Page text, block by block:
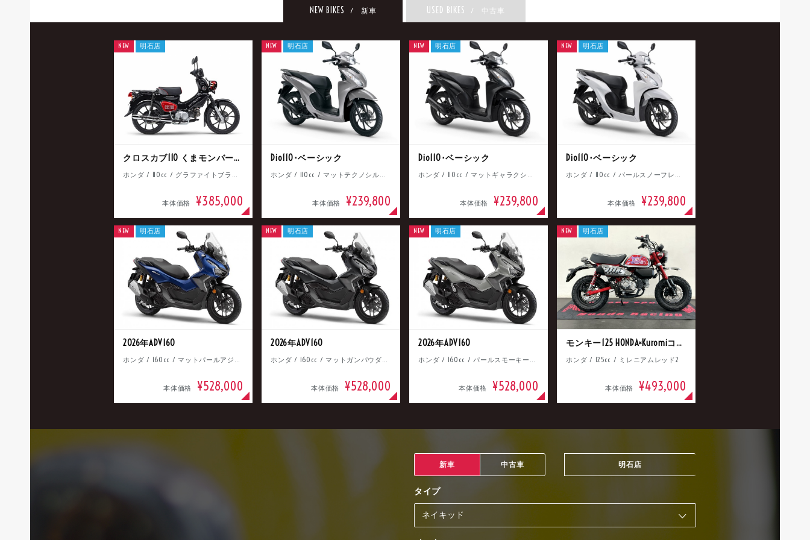
NEW BIKES / 新車 USED BIKES / 中古車
クロスカブ110 くまモンバージョン
ホンダ / 110cc / グラファイトブラック
本体価格 ¥385,000
NEW 明石店
Dio110･ベーシック
ホンダ / 110cc / マットテクノシルバーメタリック
本体価格 ¥239,800
NEW 明石店
Dio110･ベーシック
ホンダ / 110cc / マットギャラクシーブラックメタリック
本体価格 ¥239,800
NEW 明石店
Dio110･ベーシック
ホンダ / 110cc / パールスノーフレークホワイト
本体価格 ¥239,800
NEW 明石店
2026年ADV160
ホンダ / 160cc / マットパールアジャイルブルー
本体価格 ¥528,000
NEW 明石店
2026年ADV160
ホンダ / 160cc / マットガンパウダーブラックメタリック
本体価格 ¥528,000
NEW 明石店
2026年ADV160
ホンダ / 160cc / パールスモーキーグレー
本体価格 ¥528,000
NEW 明石店
モンキー125 HONDA×Kuromiコラボ
ホンダ / 125cc / ミレニアムレッド2
本体価格 ¥493,000
NEW 明石店
新車 中古車 明石店
タイプ